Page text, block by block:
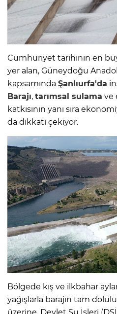
Cumhuriyet tarihinin en
yer alan, Güneydoğu
kapsamında Şanlıurfa'da
Barajı, tarımsal sulama ve
katkısının yanı sıra
da dikkati çekiyor.
Bölgede kış ve ilkbahar
yağışlarla barajın tam